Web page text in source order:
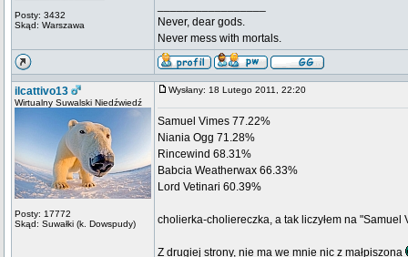
Posty: 3432
Skąd: Warszawa
Never, dear gods.
Never mess with mortals.
ilcattivo13
Wirtualny Suwalski Niedźwiedź
Posty: 17772
Skąd: Suwałki (k. Dowspudy)
Wysłany: 18 Lutego 2011, 22:20
Samuel Vimes 77.22%
Niania Ogg 71.28%
Rincewind 68.31%
Babcia Weatherwax 66.33%
Lord Vetinari 60.39%
cholierka-choliereczka, a tak liczyłem na "Samuel
Z drugiej strony, nie ma we mnie nic z małpiszona